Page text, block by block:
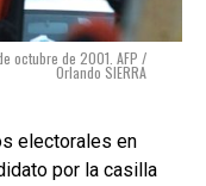
octubre de 2001. AFP /
Orlando SIERRA
electorales en
por la casilla